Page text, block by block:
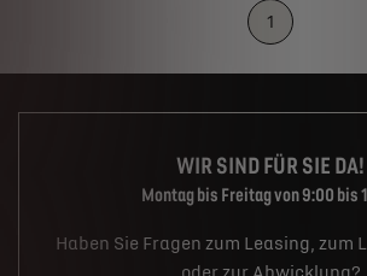
1
WIR SIND FÜR SIE DA!
Montag bis Freitag von 9:00 bis
Haben Sie Fragen zum Leasing, zum